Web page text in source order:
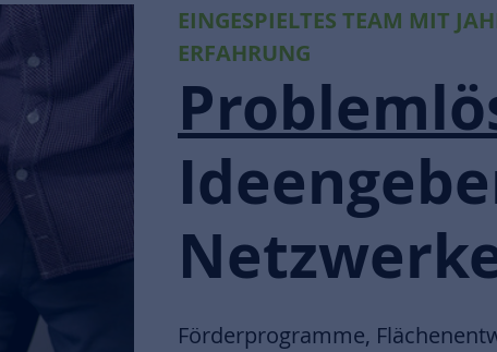
EINGESPIELTES TEAM MIT
ERFAHRUNG
Förderprogramme,